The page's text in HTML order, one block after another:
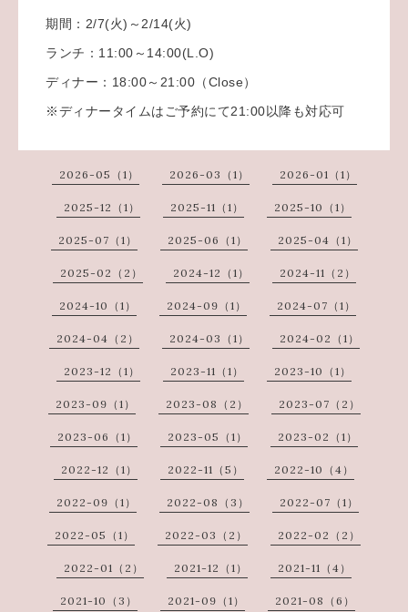
期間：2/7(火)～2/14(火)
ランチ：11:00～14:00(L.O)
ディナー：18:00～21:00（Close）
※ディナータイムはご予約にて21:00以降も対応可
2026-05（1） 2026-03（1） 2026-01（1）
2025-12（1） 2025-11（1） 2025-10（1）
2025-07（1） 2025-06（1） 2025-04（1）
2025-02（2） 2024-12（1） 2024-11（2）
2024-10（1） 2024-09（1） 2024-07（1）
2024-04（2） 2024-03（1） 2024-02（1）
2023-12（1） 2023-11（1） 2023-10（1）
2023-09（1） 2023-08（2） 2023-07（2）
2023-06（1） 2023-05（1） 2023-02（1）
2022-12（1） 2022-11（5） 2022-10（4）
2022-09（1） 2022-08（3） 2022-07（1）
2022-05（1） 2022-03（2） 2022-02（2）
2022-01（2） 2021-12（1） 2021-11（4）
2021-10（3） 2021-09（1） 2021-08（6）